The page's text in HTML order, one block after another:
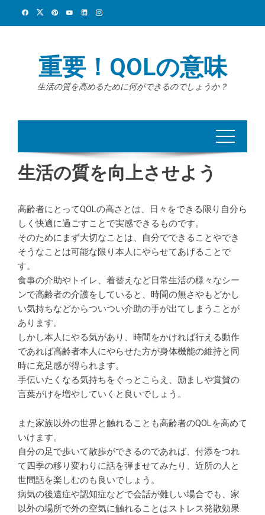
重要！QOLの意味
生活の質を高めるために何ができるのでしょうか？
生活の質を向上させよう
高齢者にとってQOLの高さとは、日々をできる限り自分ら
しく快適に過ごすことで実感できるものです。
そのためにまず大切なことは、自分でできることやでき
そうなことは可能な限り本人にやらせてあげることで
す。
食事の介助やトイレ、着替えなど日常生活の様々なシー
ンで高齢者の介護をしていると、時間の無さやもどかし
い気持ちなどからついつい介助の手が出てしまうことが
あります。
しかし本人にやる気があり、時間をかければ行える動作
であれば高齢者本人にやらせた方が身体機能の維持と同
時に充足感が得られます。
手伝いたくなる気持ちをぐっとこらえ、励ましや賞賛の
言葉がけを増やしていくと良いでしょう。
また家族以外の世界と触れることも高齢者のQOLを高めて
いけます。
自分の足で歩いて散歩ができるのであれば、付添をつれ
て四季の移り変わりに話を弾ませてみたり、近所の人と
世間話を楽しむのも良いでしょう。
病気の後遺症や認知症などで会話が難しい場合でも、家
以外の場所で外の空気に触れることはストレス発散効果